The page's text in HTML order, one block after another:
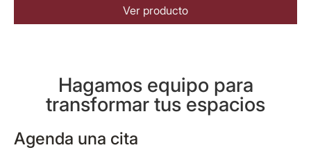
Ver producto
Hagamos equipo para
transformar tus espacios
Agenda una cita